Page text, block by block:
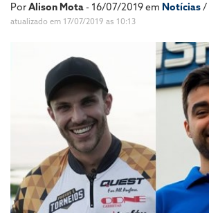
PorAlison Mota- 16/07/2019 em Notícias/
atualizado em 17/07/2019 as 10:13